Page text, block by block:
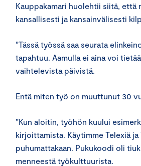
Kauppakamari huolehtii siitä, että
kansallisesti ja kansainvälisesti
”Tässä työssä saa seurata
tapahtuu. Aamulla ei aina voi
vaihtelevista päivistä.
Entä miten työ on muuttunut 30
”Kun aloitin, työhön kuului
kirjoittamista. Käytimme Telexiä
puhumattakaan. Pukukoodi oli
menneestä työkulttuurista.